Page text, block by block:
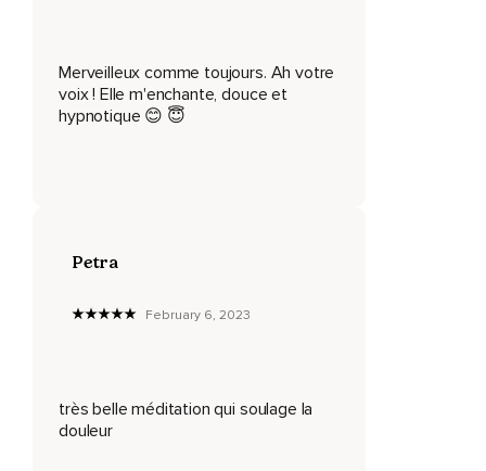
Utilisez votre souffle comme guide pour retrouver le chemin
vers le point neutre.
Comptez sur elle,
Observez-la,
De la même manière,
Merveilleux comme toujours. Ah votre
voix ! Elle m'enchante, douce et
hypnotique 😊 😇
Petra
February 6, 2023
très belle méditation qui soulage la
douleur